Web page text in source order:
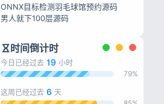
ONNX目标检测羽毛球馆预约源码
男人就下100层源码
时间倒计时
今日已经过去 19 小时
79%
这周已经过去 6 天